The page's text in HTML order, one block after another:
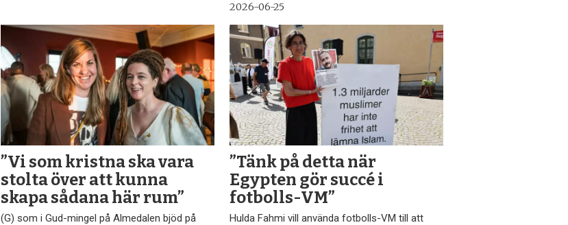
2026-06-25
”Vi som kristna ska vara
stolta över att kunna
skapa sådana här rum”
(G) som i Gud-mingel på Almedalen bjöd på
”Tänk på detta när
Egypten gör succé i
fotbolls-VM”
Hulda Fahmi vill använda fotbolls-VM till att